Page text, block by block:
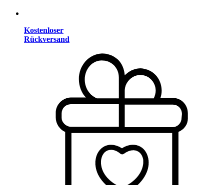
Kostenloser
Rückversand